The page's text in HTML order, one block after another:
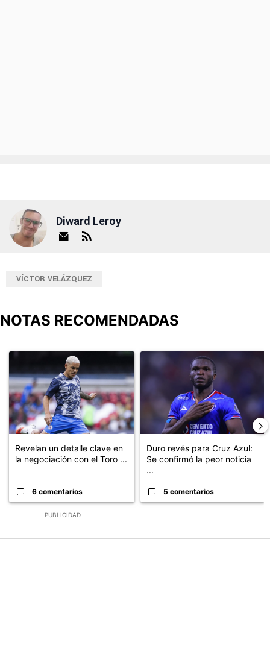
Diward Leroy
VÍCTOR VELÁZQUEZ
NOTAS RECOMENDADAS
PUBLICIDAD
Un artículo de tendencia con el título "Revelan un detalle clave
Revelan un detalle clave en
la negociación con el Toro ...
6 comentarios
Un artículo de tendencia con
Duro revés para Cruz Azul:
Se confirmó la peor noticia
...
5 comentarios